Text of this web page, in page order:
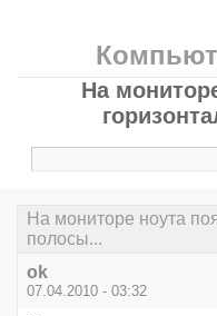
На
На мониторе ноута
полосы...
ok
07.04.2010 - 03:32